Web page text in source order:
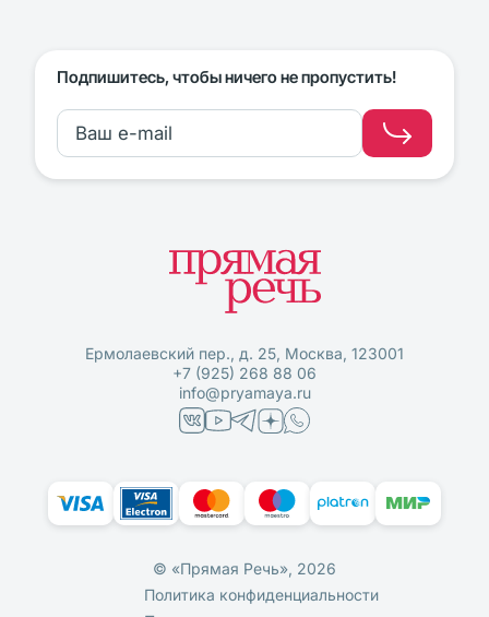
Подпишитесь, чтобы ничего не пропустить!
Ермолаевский пер., д. 25, Москва, 123001
+7 (925) 268 88 06
info@pryamaya.ru
© «Прямая Речь», 2026
Политика конфиденциальности